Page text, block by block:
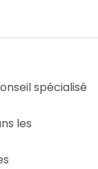
spécialisé
les